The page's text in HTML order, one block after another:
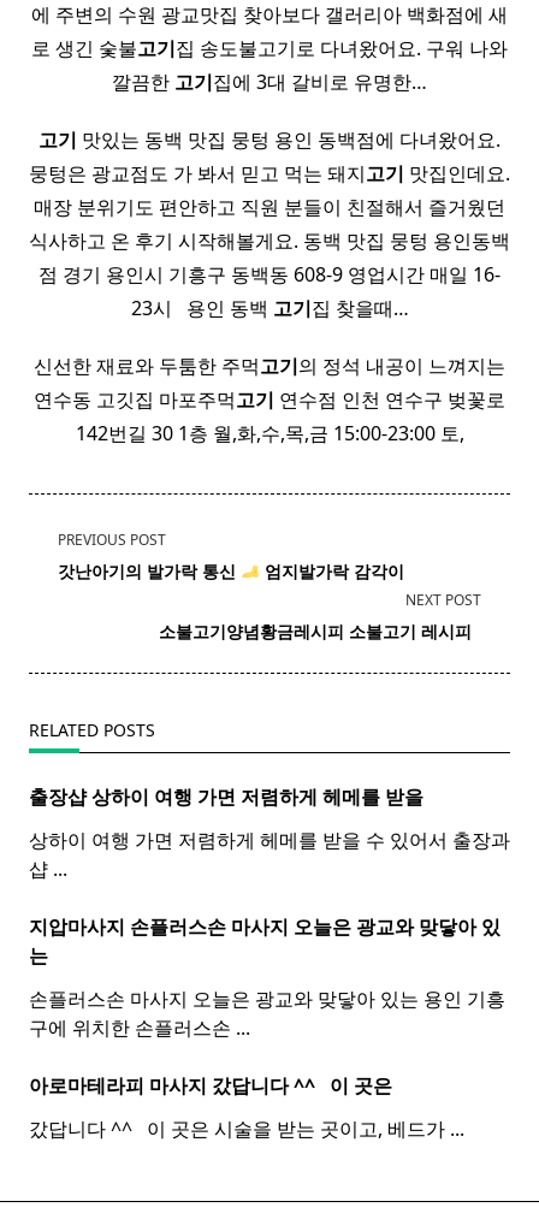
에 주변의 수원 광교맛집 찾아보다 갤러리아 백화점에 새
로 생긴 숯불고기집 송도불고기로 다녀왔어요. 구워 나와
깔끔한 고기집에 3대 갈비로 유명한…
고기 맛있는 동백 맛집 뭉텅 용인 동백점에 다녀왔어요.
뭉텅은 광교점도 가 봐서 믿고 먹는 돼지고기 맛집인데요.
매장 분위기도 편안하고 직원 분들이 친절해서 즐거웠던
식사하고 온 후기 시작해볼게요. 동백 맛집 뭉텅 용인동백
점 경기 용인시 기흥구 동백동 608-9 영업시간 매일 16-
23시 ​ ​ 용인 동백 고기집 찾을때…
신선한 재료와 두툼한 주먹고기의 정석 내공이 느껴지는
연수동 고깃집 마포주먹고기 연수점 인천 연수구 벚꽃로
142번길 30 1층 월,화,수,목,금 15:00-23:00 토,
<span
class="nav-
text">Page</span>
PREVIOUS POST
갓난아기의 발가락통신 엄지발가락감각이
NEXT POST
​ 소불고기양념황금레시피 소불고기 레시피 ​ ​
RELATED POSTS
출장샵 상하이 여행 가면 저렴하게 헤메를 받을
상하이 여행 가면 저렴하게 헤메를 받을 수 있어서 출장과
샵 ...
지압마사지 손플러스손 마사지 오늘은 광교와 맞닿아 있
는
손플러스손 마사지 오늘은 광교와 맞닿아 있는 용인 기흥
구에 위치한 손플러스손 ...
아로마테라피 마사지 갔답니다 ^^ ​ ​ 이 곳은
갔답니다 ^^ ​ ​ 이 곳은 시술을 받는 곳이고, 베드가 ...